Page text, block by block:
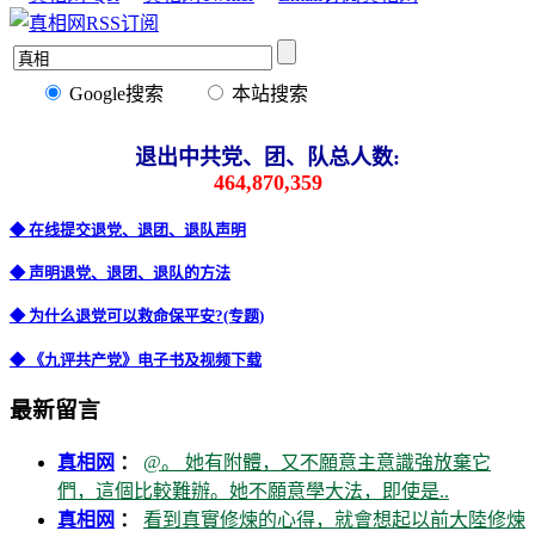
Google搜索 本站搜索
退出中共党、团、队总人数:
464,870,359
◆ 在线提交退党、退团、退队声明
◆ 声明退党、退团、退队的方法
◆ 为什么退党可以救命保平安?(专题)
◆ 《九评共产党》电子书及视频下载
最新留言
真相网 ： @。 她有附體，又不願意主意識強放棄它
們，這個比較難辦。她不願意學大法，即使是..
真相网 ： 看到真實修煉的心得，就會想起以前大陸修煉